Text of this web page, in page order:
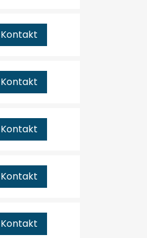
Kontakt
Kontakt
Kontakt
Kontakt
Kontakt